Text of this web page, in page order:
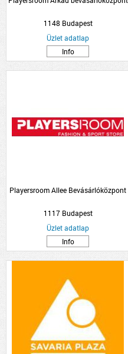
1148 Budapest
Üzlet adatlap
Info
Playersroom Allee Bevásárlóközpont
1117 Budapest
Üzlet adatlap
Info